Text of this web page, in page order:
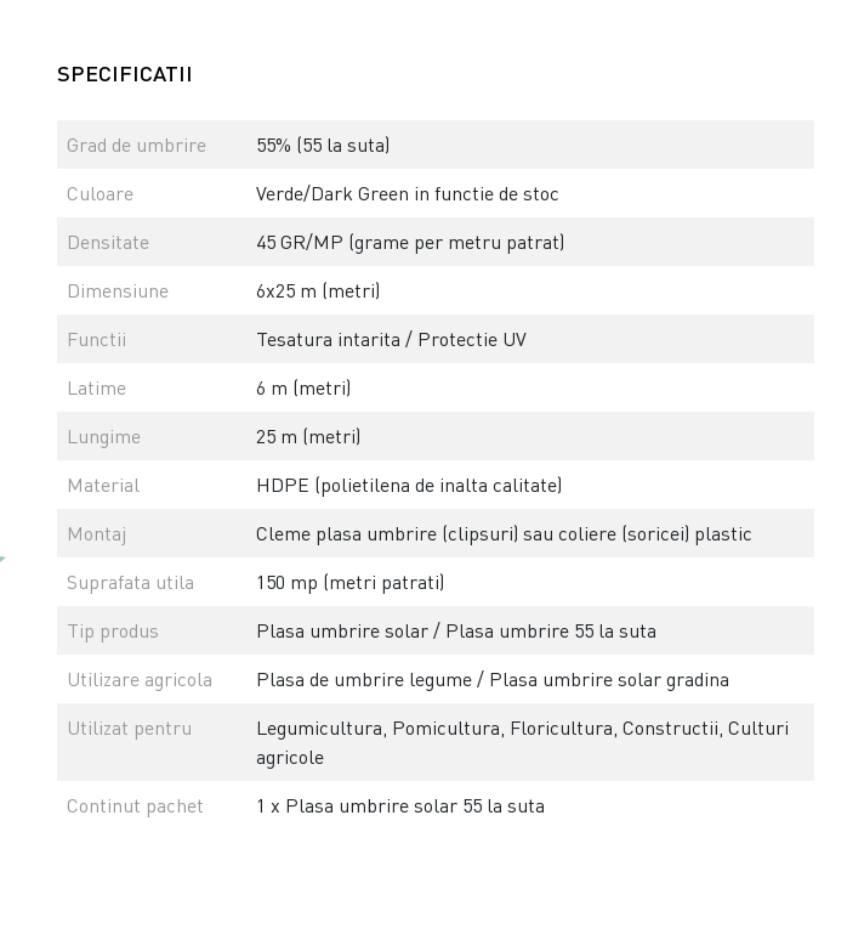
SPECIFICATII
Grad de umbrire
55% (55 la suta)
Culoare
Verde/Dark Green in functie de stoc
Densitate
45 GR/MP (grame per metru patrat)
Dimensiune
6x25 m (metri)
Functii
Tesatura intarita / Protectie UV
Latime
6 m (metri)
Lungime
25 m (metri)
Material
HDPE (polietilena de inalta calitate)
Montaj
Cleme plasa umbrire (clipsuri) sau coliere (soricei) plastic
Suprafata utila
150 mp (metri patrati)
Tip produs
Plasa umbrire solar / Plasa umbrire 55 la suta
Utilizare agricola
Plasa de umbrire legume / Plasa umbrire solar gradina
Utilizat pentru
Legumicultura, Pomicultura, Floricultura, Constructii, Culturi
agricole
Continut pachet
1 x Plasa umbrire solar 55 la suta